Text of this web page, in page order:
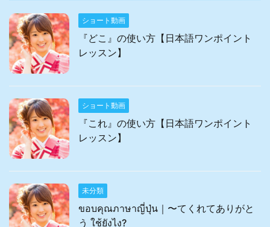
ショート動画
『どこ』の使い方【日本語ワンポイント
レッスン】
ショート動画
『これ』の使い方【日本語ワンポイント
レッスン】
未分類
ขอบคุณภาษาญี่ปุ่น｜〜てくれてありがと
う ใช้ยังไง?